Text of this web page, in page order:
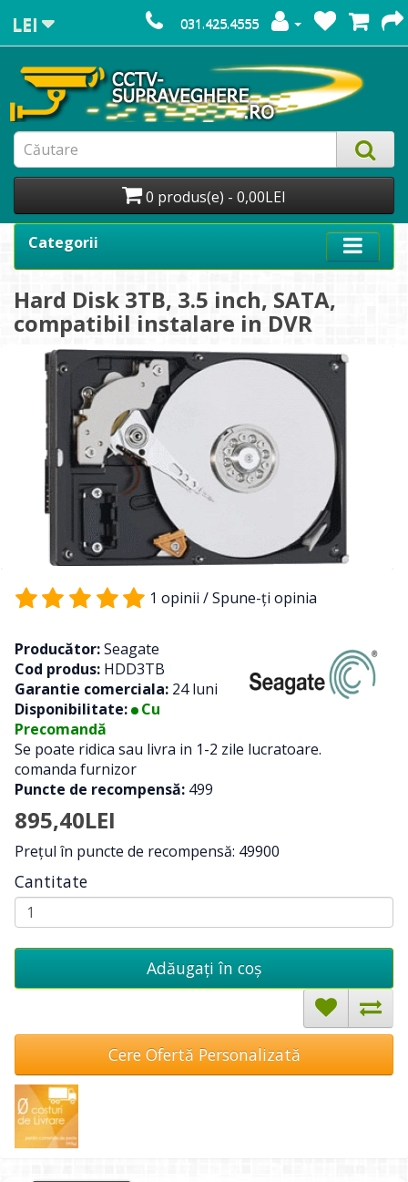
LEI 031.425.4555
0 produs(e) - 0,00LEI
Categorii
Hard Disk 3TB, 3.5 inch, SATA,
compatibil instalare in DVR
1 opinii /Spune-ţi opinia
Producător:Seagate
Cod produs: HDD3TB
Garantie comerciala: 24 luni
Disponibilitate:
Cu
Precomandă
Se poate ridica sau livra in 1-2 zile lucratoare.
comanda furnizor
Puncte de recompensă: 499
895,40LEI
Preţul în puncte de recompensă: 49900
Cantitate
Adăugați în coş
Cere Ofertă Personalizată